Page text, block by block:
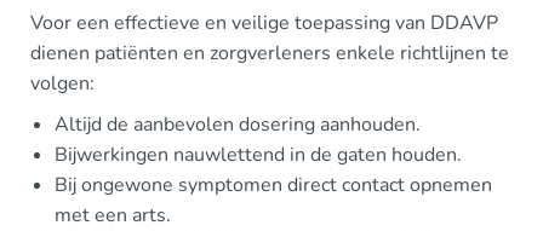
Voor een effectieve en veilige toepassing van DDAVP
dienen patiënten en zorgverleners enkele richtlijnen te
volgen:
Altijd de aanbevolen dosering aanhouden.
Bijwerkingen nauwlettend in de gaten houden.
Bij ongewone symptomen direct contact opnemen
met een arts.